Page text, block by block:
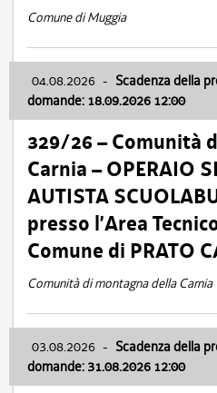
Comune di Muggia
04.08.2026 - Scadenza della
domande: 18.09.2026 12:00
329/26 – Comunità
Carnia – OPERAIO
AUTISTA
presso l’Area
Comune di PRATO
Comunità di montagna della Carnia
03.08.2026 - Scadenza della
domande: 31.08.2026 12:00